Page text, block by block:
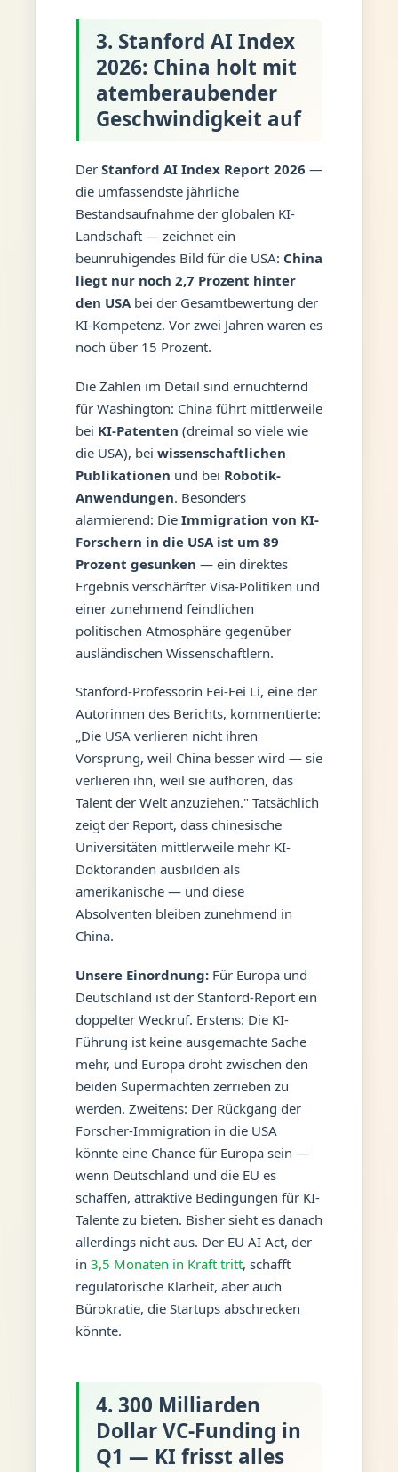
3. Stanford AI Index
2026: China holt mit
atemberaubender
Geschwindigkeit auf
Der Stanford AI Index Report 2026 —
die umfassendste jährliche
Bestandsaufnahme der globalen KI-
Landschaft — zeichnet ein
beunruhigendes Bild für die USA: China
liegt nur noch 2,7 Prozent hinter
den USAbei der Gesamtbewertung der
KI-Kompetenz. Vor zwei Jahren waren es
noch über 15 Prozent.
Die Zahlen im Detail sind ernüchternd
für Washington: China führt mittlerweile
bei KI-Patenten (dreimal so viele wie
die USA), bei wissenschaftlichen
Publikationen und bei Robotik-
Anwendungen. Besonders
alarmierend: Die Immigration von KI-
Forschern in die USA ist um 89
Prozent gesunken — ein direktes
Ergebnis verschärfter Visa-Politiken und
einer zunehmend feindlichen
politischen Atmosphäre gegenüber
ausländischen Wissenschaftlern.
Stanford-Professorin Fei-Fei Li, eine der
Autorinnen des Berichts, kommentierte:
„Die USA verlieren nicht ihren
Vorsprung, weil China besser wird — sie
verlieren ihn, weil sie aufhören, das
Talent der Welt anzuziehen." Tatsächlich
zeigt der Report, dass chinesische
Universitäten mittlerweile mehr KI-
Doktoranden ausbilden als
amerikanische — und diese
Absolventen bleiben zunehmend in
China.
Unsere Einordnung:Für Europa und
Deutschland ist der Stanford-Report ein
doppelter Weckruf. Erstens: Die KI-
Führung ist keine ausgemachte Sache
mehr, und Europa droht zwischen den
beiden Supermächten zerrieben zu
werden. Zweitens: Der Rückgang der
Forscher-Immigration in die USA
könnte eine Chance für Europa sein —
wenn Deutschland und die EU es
schaffen, attraktive Bedingungen für KI-
Talente zu bieten. Bisher sieht es danach
allerdings nicht aus. Der EU AI Act, der
in 3,5 Monaten in Kraft tritt, schafft
regulatorische Klarheit, aber auch
Bürokratie, die Startups abschrecken
könnte.
4. 300 Milliarden
Dollar VC-Funding in
Q1 — KI frisst alles